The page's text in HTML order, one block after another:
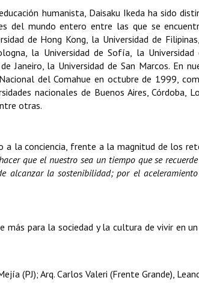
humanista, Daisaku Ikeda ha sido
del mundo entero entre las que se
de Hong Kong, la Universidad de
la Universidad de Sofía, la
Janeiro, la Universidad de San Marcos. En
del Comahue en octubre de 1999,
nacionales de Buenos Aires, Córdoba,
otras.
a la conciencia, frente a la magnitud de los
que el nuestro sea un tiempo que se
alcanzar la sostenibilidad; por el
más para la sociedad y la cultura de vivir en
(PJ); Arq. Carlos Valeri (Frente Grande),